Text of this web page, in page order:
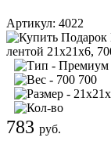
Артикул: 4022
700
783 руб.